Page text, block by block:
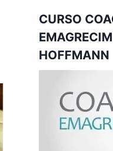
CURSO
HOFFMANN